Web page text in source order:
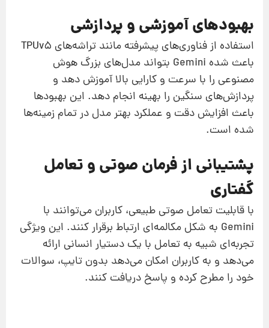
بهبودهای آموزشی و پردازشی
استفاده از فناوری‌های پیشرفته مانند تراشه‌های TPUv5
باعث شده Gemini بتواند مدل‌های بزرگ هوش
مصنوعی را با سرعت و کارایی بالا آموزش دهد و
پردازش‌های سنگین را بهینه انجام دهد. این بهبودها
باعث افزایش دقت و عملکرد بهتر مدل در تمام زمینه‌ها
شده است.
پشتیبانی از فرمان صوتی و تعامل
گفتاری
با قابلیت تعامل صوتی طبیعی، کاربران می‌توانند با
Gemini به شکل مکالمه‌ای ارتباط برقرار کنند. این ویژگی
تجربه‌ای شبیه به تعامل با یک دستیار انسانی ارائه
می‌دهد و به کاربران امکان می‌دهد بدون تایپ، سوالات
خود را مطرح کرده و پاسخ دریافت کنند.